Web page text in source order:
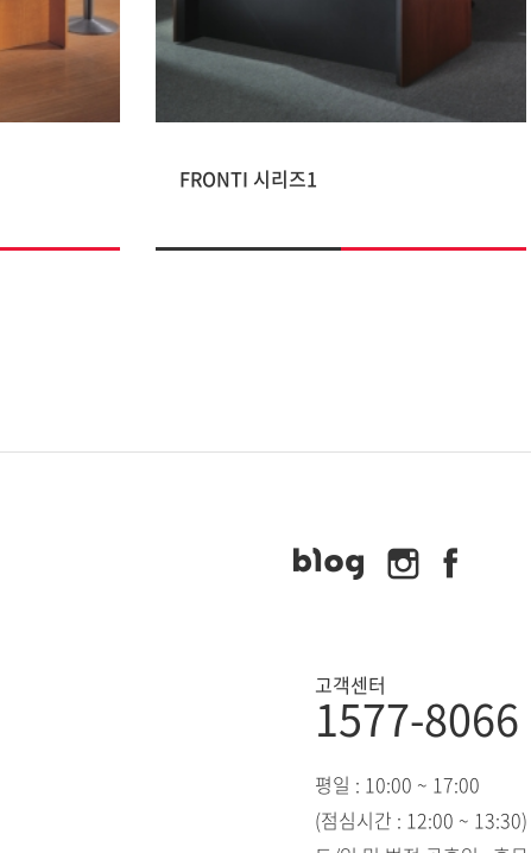
FRONTI 시리즈1
고객센터
1577-8066
평일 : 10:00 ~ 17:00
(점심시간 : 12:00 ~ 13:30)